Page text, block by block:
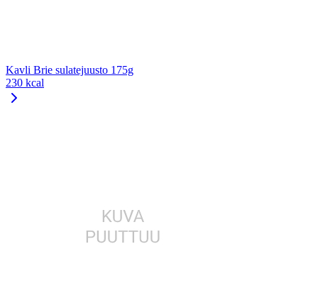
Kavli Brie sulatejuusto 175g
230 kcal